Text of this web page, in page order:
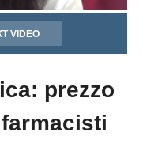
VIDEO
prezzo